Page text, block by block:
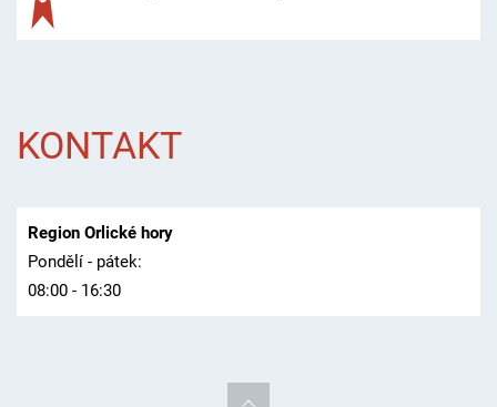
KONTAKT
Region Orlické hory
Pondělí - pátek:
08:00 - 16:30